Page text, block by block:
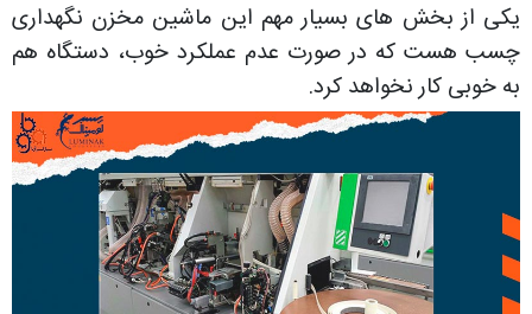
یکی از بخش های بسیار مهم این ماشین مخزن نگهداری
چسب هست که در صورت عدم عملکرد خوب، دستگاه هم
به خوبی کار نخواهد کرد.